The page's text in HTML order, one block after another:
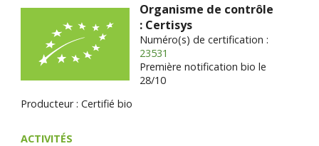
Organisme de contrôle
: Certisys
Numéro(s) de certification :
23531
Première notification bio le
28/10
Producteur : Certifié bio
ACTIVITÉS